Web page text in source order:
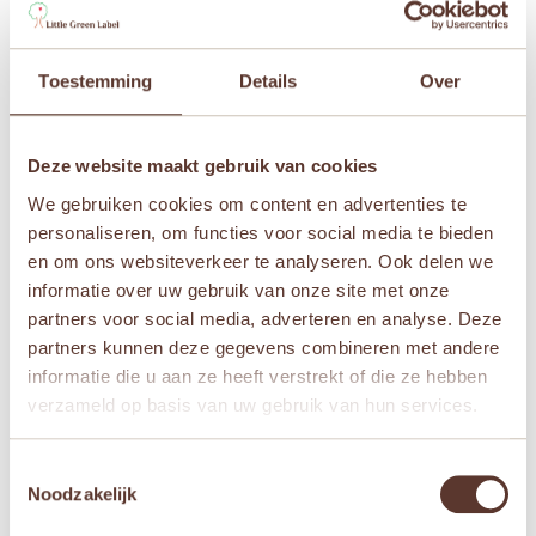
Toestemming Details Over
Deze website maakt gebruik van cookies
We gebruiken cookies om content en advertenties te
personaliseren, om functies voor social media te bieden
en om ons websiteverkeer te analyseren. Ook delen we
informatie over uw gebruik van onze site met onze
partners voor social media, adverteren en analyse. Deze
partners kunnen deze gegevens combineren met andere
informatie die u aan ze heeft verstrekt of die ze hebben
verzameld op basis van uw gebruik van hun services.
Noodzakelijk
groei mee” te beoordelen
Vereiste
Je waardering*
Je beoordeling*
Naam *
E-mail*
Mijn naam, e-mail en site opslaan in deze
browser voor de volgende keer wanneer ik een